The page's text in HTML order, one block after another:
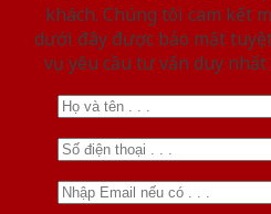
khách. Chúng tôi cam kết
dưới đây được bảo mật
vụ yêu cầu tư vấn duy